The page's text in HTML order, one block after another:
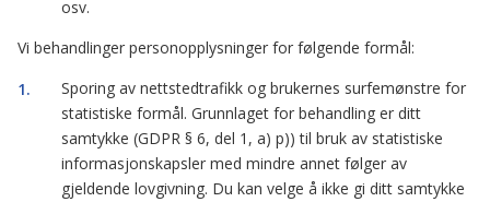
osv.
Vi behandlinger personopplysninger for følgende formål:
Sporing av nettstedtrafikk og brukernes surfemønstre for
statistiske formål. Grunnlaget for behandling er ditt
samtykke (GDPR § 6, del 1, a) p)) til bruk av statistiske
informasjonskapsler med mindre annet følger av
gjeldende lovgivning. Du kan velge å ikke gi ditt samtykke